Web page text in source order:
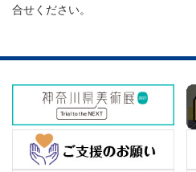
合せください。